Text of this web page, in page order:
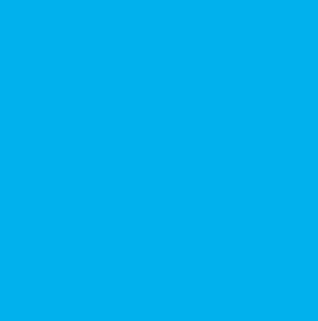
lanserar flödes- och
och Baudouin inleder
bjuder in till Roadshow